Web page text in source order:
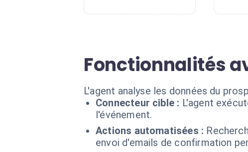
Fonctionnalités
L'agent analyse les données du
Connecteur cible : L'agent
l'événement.
Actions automatisées :
envoi d'emails de confirmation